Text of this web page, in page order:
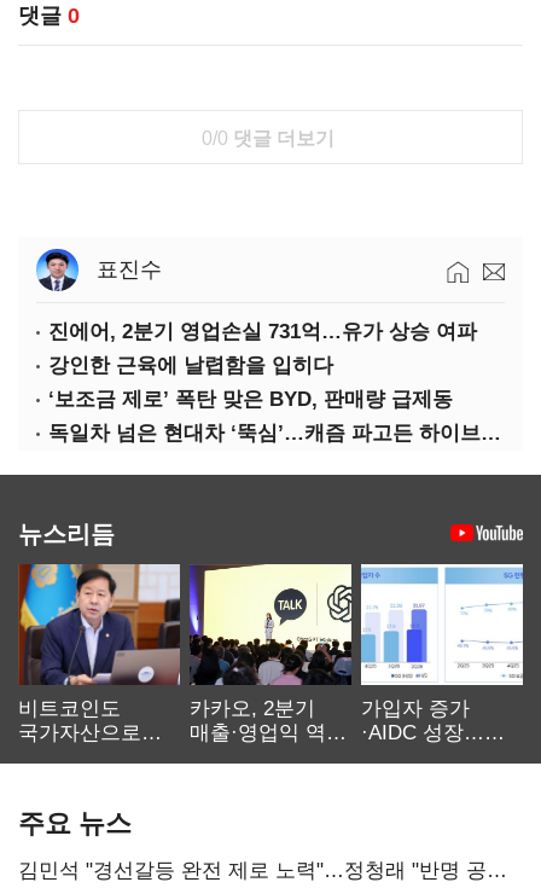
댓글 0
0/0 댓글 더보기
표진수
진에어, 2분기 영업손실 731억…유가 상승 여파
강인한 근육에 날렵함을 입히다
‘보조금 제로’ 폭탄 맞은 BYD, 판매량 급제동
독일차 넘은 현대차 ‘뚝심’…캐즘 파고든 하이브리드 역전극
뉴스리듬
비트코인도
국가자산으로…'
카카오, 2분기
매출·영업익 역대
가입자 증가
·AIDC 성장…
주요 뉴스
김민석 "경선갈등 완전 제로 노력"…정청래 "반명 공세